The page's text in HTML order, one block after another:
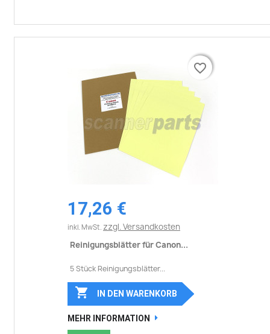
17,26 €
inkl. MwSt. zzgl. Versandkosten
Reinigungsblätter für Canon...
5 Stück Reinigungsblätter...
favorite_border
 IN DEN WARENKORB
MEHR INFORMATION
favorite_border